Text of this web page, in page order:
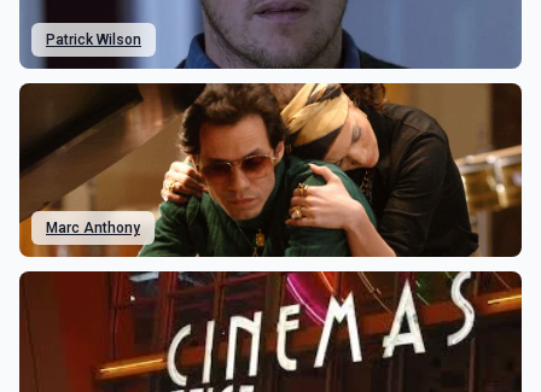
Patrick Wilson
Marc Anthony